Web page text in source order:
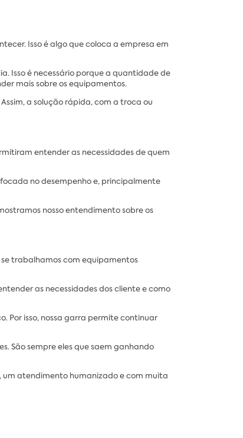
Isso é algo que coloca a empresa em
Isso é necessário porque a quantidade de
mais sobre os equipamentos.
a solução rápida, com a troca ou
entender as necessidades de quem
no desempenho e, principalmente
nosso entendimento sobre os
trabalhamos com equipamentos
as necessidades dos cliente e como
Por isso, nossa garra permite continuar
São sempre eles que saem ganhando
um atendimento humanizado e com muita